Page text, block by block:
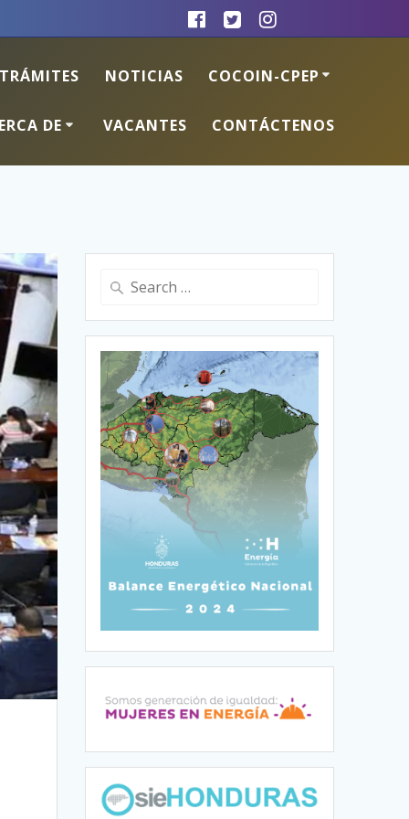
TRÁMITES NOTICIAS COCOIN-CPEP
DE VACANTES CONTÁCTENOS
Search